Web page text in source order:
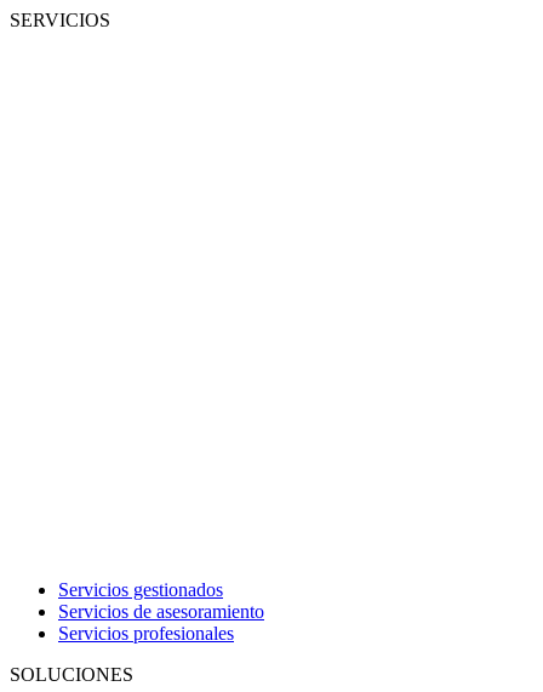
SERVICIOS
Servicios gestionados
Servicios de asesoramiento
Servicios profesionales
SOLUCIONES